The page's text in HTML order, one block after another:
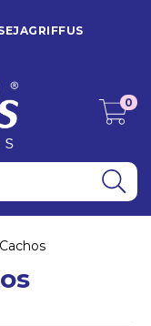
0